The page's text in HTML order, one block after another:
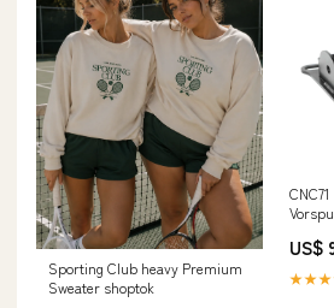
Sporting Club heavy Premium
Sweater shoptok
US$